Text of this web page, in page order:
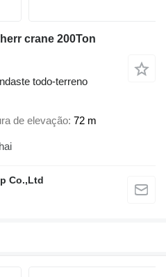
crane 200Ton
todo-terreno
de elevação 72 m
Co.,Ltd